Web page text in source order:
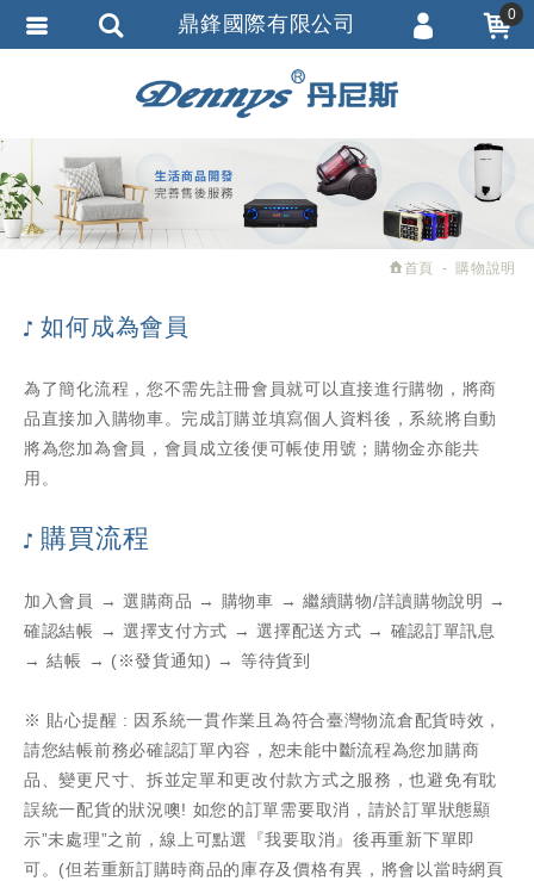
首頁 購物說明
如何成為會員
為了簡化流程，您不需先註冊會員就可以直接進行購物，將商
品直接加入購物車。完成訂購並填寫個人資料後，系統將自動
將為您加為會員，會員成立後便可帳使用號；購物金亦能共
用。
購買流程
加入會員 → 選購商品 → 購物車 → 繼續購物/詳讀購物說明 →
確認結帳 → 選擇支付方式 → 選擇配送方式 → 確認訂單訊息
→ 結帳 → (※發貨通知) → 等待貨到
※ 貼心提醒 : 因系統一貫作業且為符合臺灣物流倉配貨時效，
請您結帳前務必確認訂單內容，恕未能中斷流程為您加購商
品、變更尺寸、拆並定單和更改付款方式之服務，也避免有耽
誤統一配貨的狀況噢! 如您的訂單需要取消，請於訂單狀態顯
示”未處理”之前，線上可點選『我要取消』後再重新下單即
可。(但若重新訂購時商品的庫存及價格有異，將會以當時網頁
鼎鋒國際有限公司 0
會員登入
會員註冊
訂單查詢
追蹤清單
繁體中文